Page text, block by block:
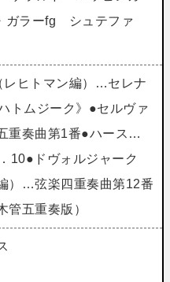
ラーfg シュテファ
レヒトマン編）…セレナ
トムジーク》●セルヴァ
重奏曲第1番●ハース…
10●ドヴォルジャーク
）…弦楽四重奏曲第12番
管五重奏版）